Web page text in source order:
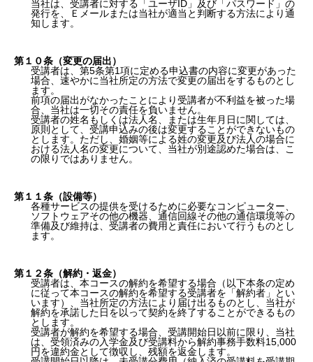
当社は、受講者に対する「ユーザID」及び「パスワード」の
発行を、Ｅメールまたは当社が適当と判断する方法により通
知します。
第１０条（変更の届出）
受講者は、第5条第1項に定める申込書の内容に変更があった
場合、速やかに当社所定の方法で変更の届出をするものとし
ます。
前項の届出がなかったことにより受講者が不利益を被った場
合、当社は一切その責任を負いません。
受講者の姓名もしくは法人名、または生年月日に関しては、
原則として、受講申込みの後は変更することができないもの
とします。ただし、婚姻等による姓の変更及び法人の場合に
おける法人名の変更について、当社が別途認めた場合は、こ
の限りではありません。
第１１条（設備等）
各種サービスの提供を受けるために必要なコンピューター、
ソフトウェアその他の機器、通信回線その他の通信環境等の
準備及び維持は、受講者の費用と責任において行うものとし
ます。
第１２条（解約・返金）
受講者は、本コースの解約を希望する場合（以下本条の定め
に従って本コースの解約を希望する受講者を「解約者」とい
います）、当社所定の方法により届け出るものとし、当社が
解約を承諾した日を以って契約を終了することができるもの
とします。
受講者が解約を希望する場合、受講開始日以前に限り、当社
は、受領済みの入学金及び受講料から解約事務手数料15,000
円を違約金として徴収し、残額を返金します。